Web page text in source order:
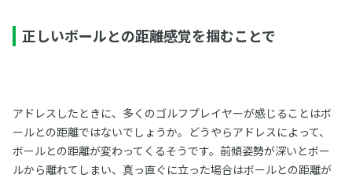
正しいボールとの距離感覚を掴むことで
アドレスしたときに、多くのゴルフプレイヤーが感じることはボ
ールとの距離ではないでしょうか。どうやらアドレスによって、
ボールとの距離が変わってくるそうです。前傾姿勢が深いとボー
ルから離れてしまい、真っ直ぐに立った場合はボールとの距離が